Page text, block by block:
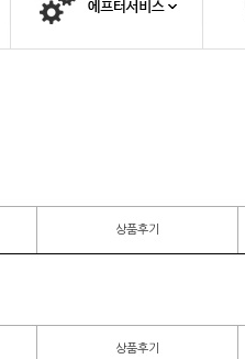
상품후기
상품후기